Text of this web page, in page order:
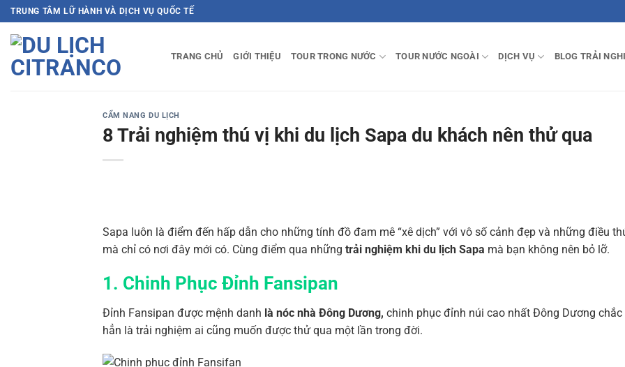
Bỏ
qua
nội
dung
TRUNG TÂM LỮ HÀNH VÀ DỊCH VỤ QUỐC TẾ
TRANG CHỦ GIỚI THIỆU TOUR TRONG NƯỚC TOUR NƯỚC NGOÀI DỊCH VỤ BLOG TRẢI
CẨM NANG DU LỊCH
8 Trải nghiệm thú vị khi du lịch Sapa du khách nên thử qua
Sapa luôn là điểm đến hấp dẫn cho những tính đồ đam mê “xê dịch” với vô số cảnh đẹp và những điều
mà chỉ có nơi đây mới có. Cùng điểm qua những trải nghiệm khi du lịch Sapa mà bạn không nên bỏ lỡ.
1. Chinh Phục Đỉnh Fansipan
Đỉnh Fansipan được mệnh danh là nóc nhà Đông Dương, chinh phục đỉnh núi cao nhất Đông Dương chắc
hẳn là trải nghiệm ai cũng muốn được thử qua một lần trong đời.